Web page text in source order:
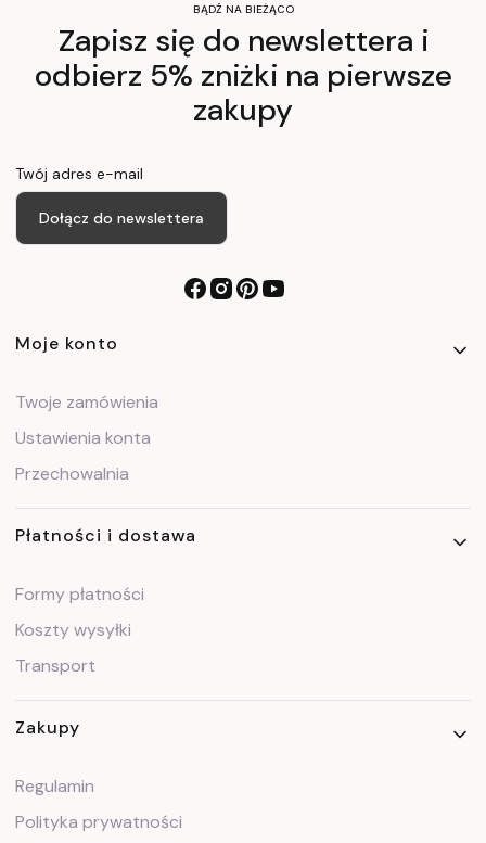
BĄDŹ NA BIEŻĄCO
Zapisz się do newslettera i
odbierz 5% zniżki na pierwsze
zakupy
Twój adres e-mail
Dołącz do newslettera
Linki w stopce
Moje konto
Twoje zamówienia
Ustawienia konta
Przechowalnia
Płatności i dostawa
Formy płatności
Koszty wysyłki
Transport
Zakupy
Regulamin
Polityka prywatności